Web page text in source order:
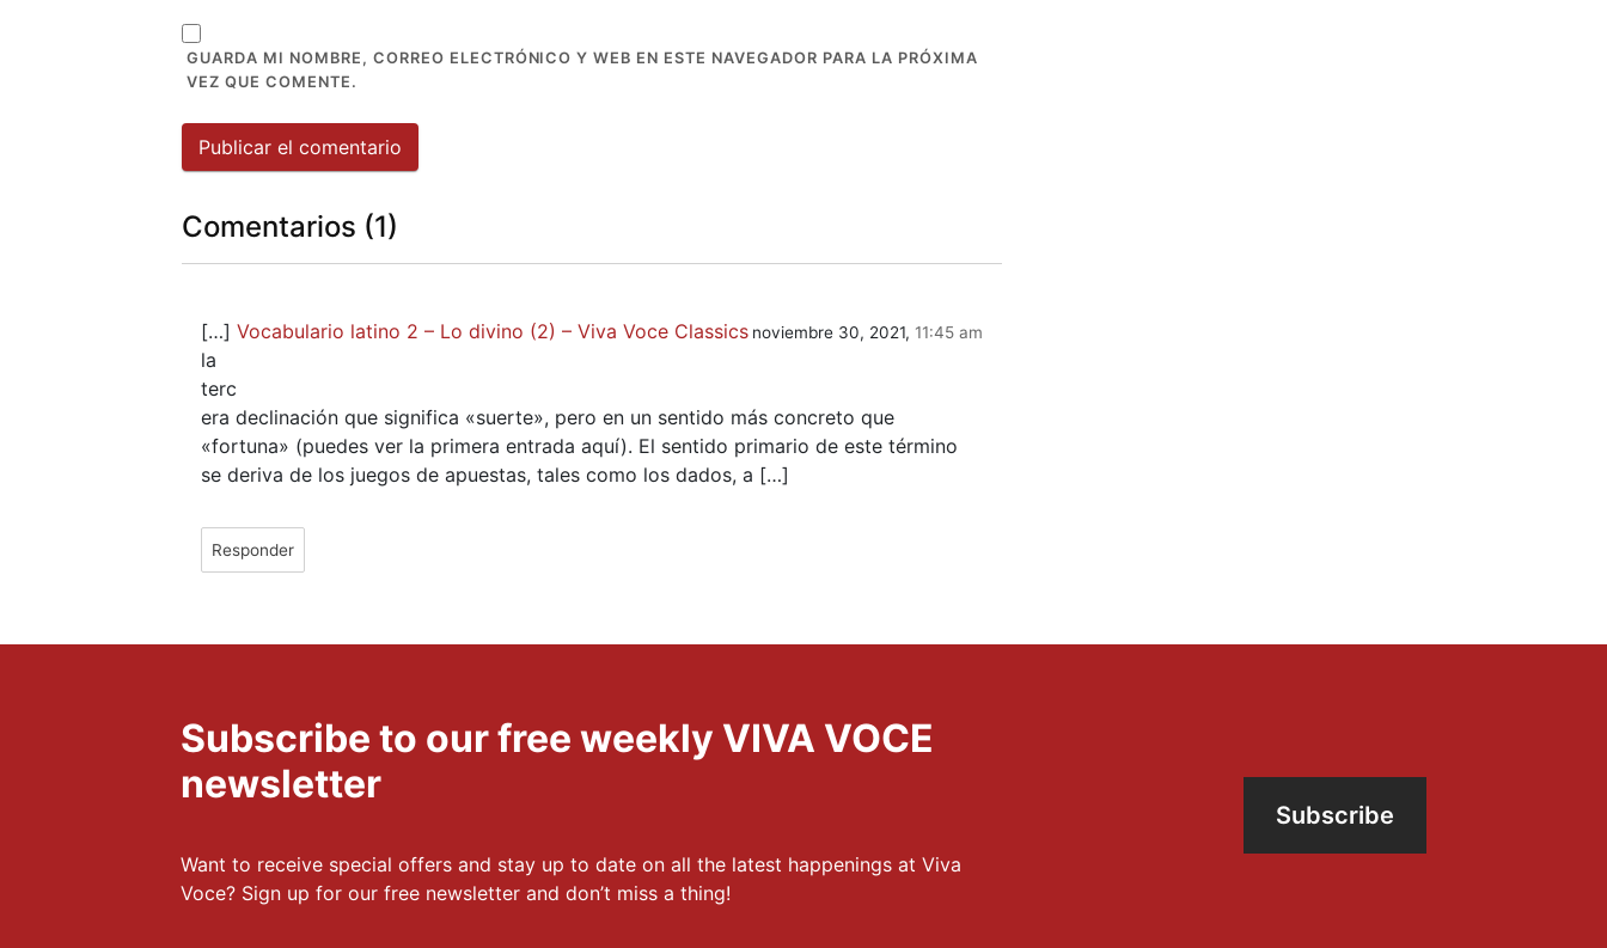
GUARDA MI NOMBRE, CORREO ELECTRÓNICO Y WEB EN ESTE NAVEGADOR PARA LA PRÓXIMA
VEZ QUE COMENTE.
Comentarios (1)
Vocabulario latino 2 – Lo divino (2) – Viva Voce Classics noviembre 30, 2021,11:45 am
[…]
la
terc
era declinación que significa «suerte», pero en un sentido más concreto que
«fortuna» (puedes ver la primera entrada aquí). El sentido primario de este término
se deriva de los juegos de apuestas, tales como los dados, a […]
Responder
Subscribe to our free weekly VIVA VOCE
newsletter
Want to receive special offers and stay up to date on all the latest happenings at Viva
Voce? Sign up for our free newsletter and don’t miss a thing!
Subscribe